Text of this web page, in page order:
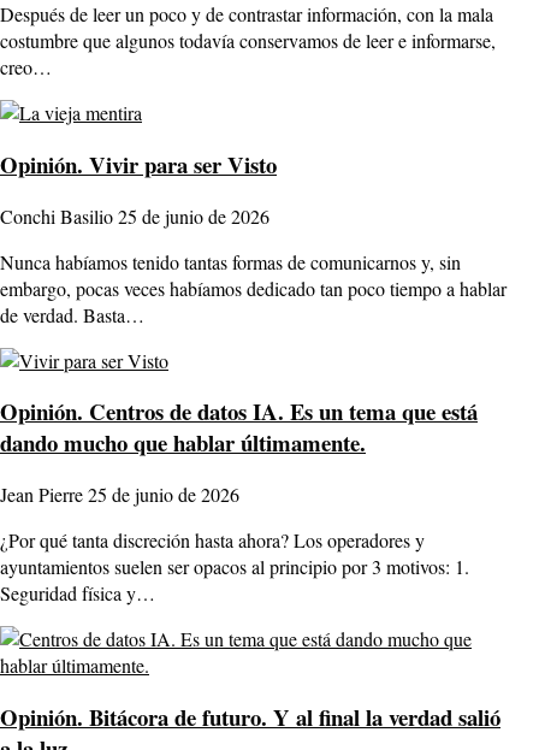
Después de leer un poco y de contrastar información, con la mala
costumbre que algunos todavía conservamos de leer e informarse,
creo…
Opinión. Vivir para ser Visto
Conchi Basilio25 de junio de 2026
Nunca habíamos tenido tantas formas de comunicarnos y, sin
embargo, pocas veces habíamos dedicado tan poco tiempo a hablar
de verdad. Basta…
Opinión. Centros de datos IA. Es un tema que está
dando mucho que hablar últimamente.
Jean Pierre25 de junio de 2026
¿Por qué tanta discreción hasta ahora? Los operadores y
ayuntamientos suelen ser opacos al principio por 3 motivos: 1.
Seguridad física y…
Opinión. Bitácora de futuro. Y al final la verdad salió